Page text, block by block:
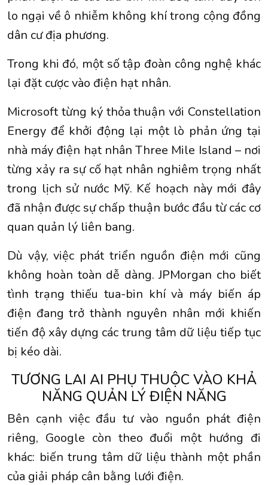
lo ngại về ô nhiễm không khí trong cộng đồng
dân cư địa phương.
Trong khi đó, một số tập đoàn công nghệ khác
lại đặt cược vào điện hạt nhân.
Microsoft từng ký thỏa thuận với Constellation
Energy để khởi động lại một lò phản ứng tại
nhà máy điện hạt nhân Three Mile Island – nơi
từng xảy ra sự cố hạt nhân nghiêm trọng nhất
trong lịch sử nước Mỹ. Kế hoạch này mới đây
đã nhận được sự chấp thuận bước đầu từ các cơ
quan quản lý liên bang.
Dù vậy, việc phát triển nguồn điện mới cũng
không hoàn toàn dễ dàng. JPMorgan cho biết
tình trạng thiếu tua-bin khí và máy biến áp
điện đang trở thành nguyên nhân mới khiến
tiến độ xây dựng các trung tâm dữ liệu tiếp tục
bị kéo dài.
TƯƠNG LAI AI PHỤ THUỘC VÀO KHẢ
NĂNG QUẢN LÝ ĐIỆN NĂNG
Bên cạnh việc đầu tư vào nguồn phát điện
riêng, Google còn theo đuổi một hướng đi
khác: biến trung tâm dữ liệu thành một phần
của giải pháp cân bằng lưới điện.